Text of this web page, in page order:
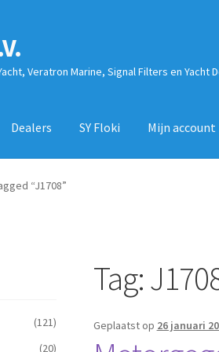
Veratron Marine, Signal Filters en Yacht
Dealers SY Floki Mijn account
“J1708”
Tag:
Geplaatst op 26 januari
(121)
(20)